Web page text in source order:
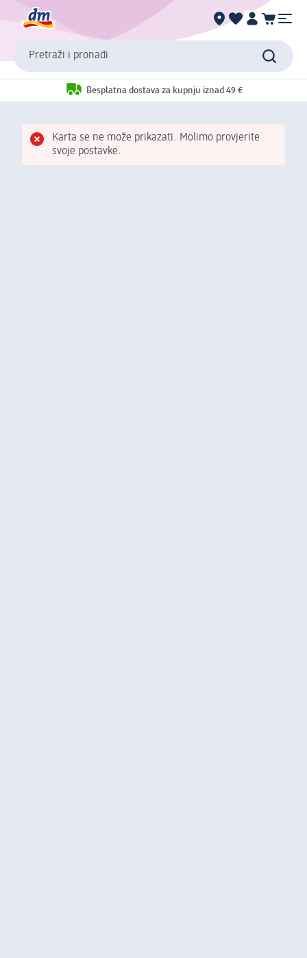
Pretraži i pronađi
Besplatna dostava za kupnju iznad 49 €
Karta se ne može prikazati. Molimo provjerite
svoje postavke.